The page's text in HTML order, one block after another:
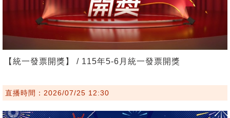
【統一發票開獎】 / 115年5-6月統一發票開獎
直播時間：2026/07/25 12:30